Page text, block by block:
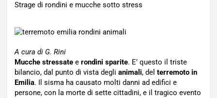
Strage di rondini e mucche sotto stress
A cura di G. Rini
Mucche stressate e rondini sparite. E’ questo il triste
bilancio, dal punto di vista degli animali, del terremoto in
Emilia. Il sisma ha causato molti danni ad edifici e
persone, con la morte di sette cittadini, e il tragico evento